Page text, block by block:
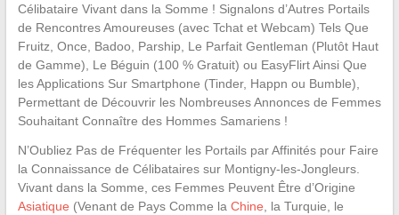
Célibataire Vivant dans la Somme ! Signalons d’Autres Portails
de Rencontres Amoureuses (avec Tchat et Webcam) Tels Que
Fruitz, Once, Badoo, Parship, Le Parfait Gentleman (Plutôt Haut
de Gamme), Le Béguin (100 % Gratuit) ou EasyFlirt Ainsi Que
les Applications Sur Smartphone (Tinder, Happn ou Bumble),
Permettant de Découvrir les Nombreuses Annonces de Femmes
Souhaitant Connaître des Hommes Samariens !
N’Oubliez Pas de Fréquenter les Portails par Affinités pour Faire
la Connaissance de Célibataires sur Montigny-les-Jongleurs.
Vivant dans la Somme, ces Femmes Peuvent Être d’Origine
Asiatique (Venant de Pays Comme la Chine , la Turquie, le